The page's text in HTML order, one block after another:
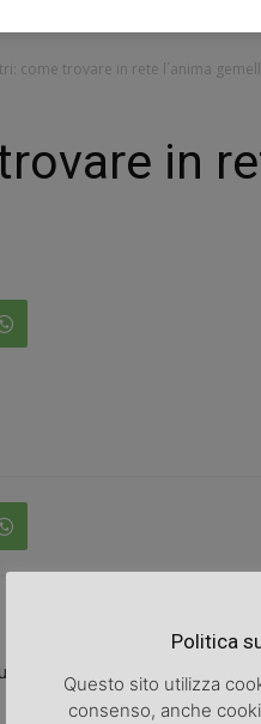
come trovare in rete l´anima
in
Politica
Questo sito utilizza
consenso, anche